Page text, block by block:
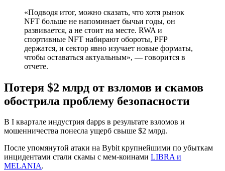
«Подводя итог, можно сказать, что хотя рынок
NFT больше не напоминает бычьи годы, он
развивается, а не стоит на месте. RWA и
спортивные NFT набирают обороты, PFP
держатся, и сектор явно изучает новые форматы,
чтобы оставаться актуальным», — говорится в
отчете.
Потеря $2 млрд от взломов и скамов
обострила проблему безопасности
В I квартале индустрия dapps в результате взломов и
мошенничества понесла ущерб свыше $2 млрд.
После упомянутой атаки на Bybit крупнейшими по убыткам
инцидентами стали скамы с мем-коинами LIBRA и
MELANIA.